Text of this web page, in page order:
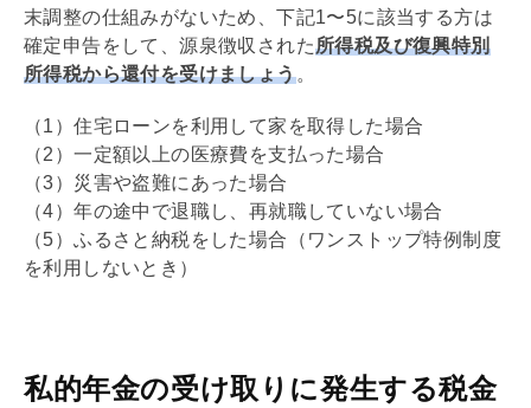
末調整の仕組みがないため、下記1〜5に該当する方は
確定申告をして、源泉徴収された所得税及び復興特別
所得税から還付を受けましょう。
（1）住宅ローンを利用して家を取得した場合
（2）一定額以上の医療費を支払った場合
（3）災害や盗難にあった場合
（4）年の途中で退職し、再就職していない場合
（5）ふるさと納税をした場合（ワンストップ特例制度
を利用しないとき）
私的年金の受け取りに発生する税金